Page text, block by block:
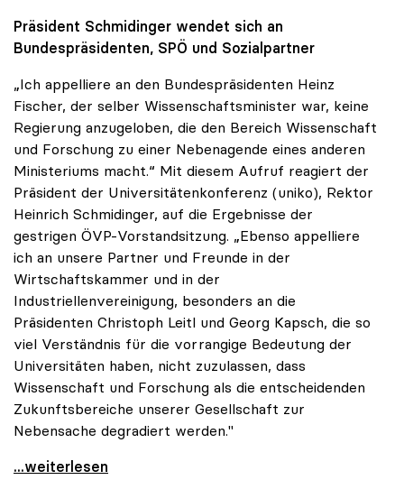
Präsident Schmidinger wendet sich an
Bundespräsidenten, SPÖ und Sozialpartner
„Ich appelliere an den Bundespräsidenten Heinz
Fischer, der selber Wissenschaftsminister war, keine
Regierung anzugeloben, die den Bereich Wissenschaft
und Forschung zu einer Nebenagende eines anderen
Ministeriums macht.“ Mit diesem Aufruf reagiert der
Präsident der Universitätenkonferenz (uniko), Rektor
Heinrich Schmidinger, auf die Ergebnisse der
gestrigen ÖVP-Vorstandsitzung. „Ebenso appelliere
ich an unsere Partner und Freunde in der
Wirtschaftskammer und in der
Industriellenvereinigung, besonders an die
Präsidenten Christoph Leitl und Georg Kapsch, die so
viel Verständnis für die vorrangige Bedeutung der
Universitäten haben, nicht zuzulassen, dass
Wissenschaft und Forschung als die entscheidenden
Zukunftsbereiche unserer Gesellschaft zur
Nebensache degradiert werden."
uniko-Appell: Keine Angelobung der Regierung ohne
...weiterlesen